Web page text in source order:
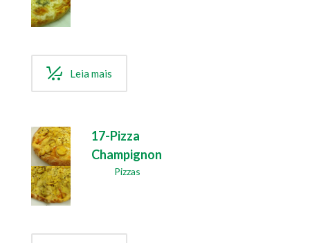
Leia mais
17-Pizza
Champignon
Pizzas